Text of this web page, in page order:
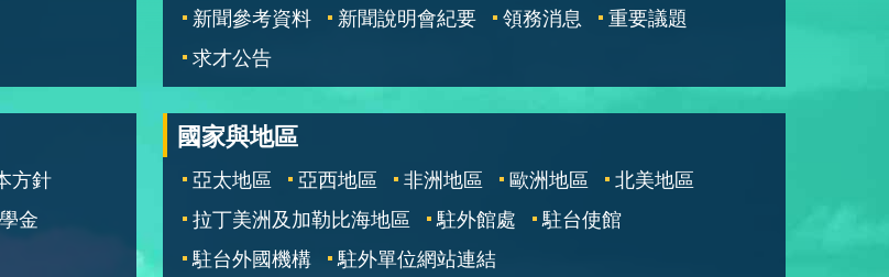
新聞參考資料
新聞說明會紀要 領務消息
重要議題
求才公告
方針
金
國家與地區
亞太地區 亞西地區 非洲地區 歐洲地區
北美地區
拉丁美洲及加勒比海地區
駐外館處
駐台使館
駐台外國機構
駐外單位網站連結